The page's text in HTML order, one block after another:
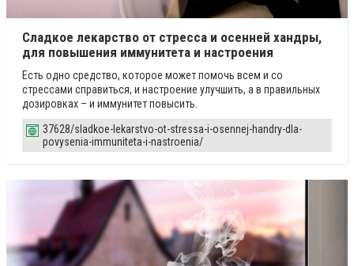
Сладкое лекарство от стресса и осенней хандры,
для повышения иммунитета и настроения
Есть одно средство, которое может помочь всем и со
стрессами справиться, и настроение улучшить, а в правильных
дозировках – и иммунитет повысить.
37628/sladkoe-lekarstvo-ot-stressa-i-osennej-handry-dla-
povysenia-immuniteta-i-nastroenia/